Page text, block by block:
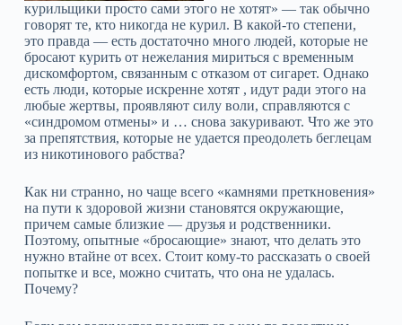
курильщики просто сами этого не хотят» — так обычно
говорят те, кто никогда не курил. В какой-то степени,
это правда — есть достаточно много людей, которые не
бросают курить от нежелания мириться с временным
дискомфортом, связанным с отказом от сигарет. Однако
есть люди, которые искренне хотят , идут ради этого на
любые жертвы, проявляют силу воли, справляются с
«синдромом отмены» и … снова закуривают. Что же это
за препятствия, которые не удается преодолеть беглецам
из никотинового рабства?
Как ни странно, но чаще всего «камнями преткновения»
на пути к здоровой жизни становятся окружающие,
причем самые близкие — друзья и родственники.
Поэтому, опытные «бросающие» знают, что делать это
нужно втайне от всех. Стоит кому-то рассказать о своей
попытке и все, можно считать, что она не удалась.
Почему?